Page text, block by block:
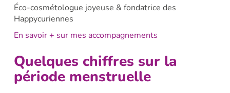
Éco-cosmétologue joyeuse & fondatrice des
Happycuriennes
En savoir + sur mes accompagnements
Quelques chiffres sur la
période menstruelle